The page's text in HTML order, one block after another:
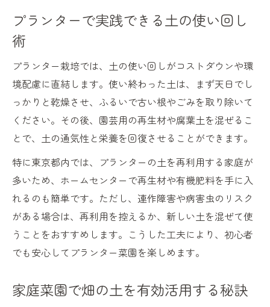
プランターで実践できる土の使い回し
術
プランター栽培では、土の使い回しがコストダウンや環
境配慮に直結します。使い終わった土は、まず天日でし
っかりと乾燥させ、ふるいで古い根やごみを取り除いて
ください。その後、園芸用の再生材や腐葉土を混ぜるこ
とで、土の通気性と栄養を回復させることができます。
特に東京都内では、プランターの土を再利用する家庭が
多いため、ホームセンターで再生材や有機肥料を手に入
れるのも簡単です。ただし、連作障害や病害虫のリスク
がある場合は、再利用を控えるか、新しい土を混ぜて使
うことをおすすめします。こうした工夫により、初心者
でも安心してプランター菜園を楽しめます。
家庭菜園で畑の土を有効活用する秘訣